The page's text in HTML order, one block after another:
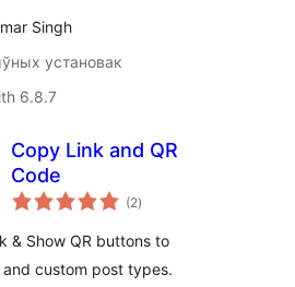
Singh
установак
6.8.7
Copy Link and QR
Code
(2total
ratings
)
& Show QR buttons to
custom post types.